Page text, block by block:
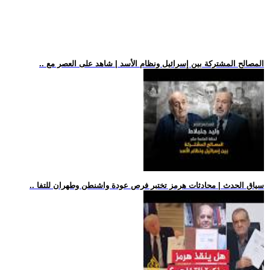
.. المصالح المشتركة بين إسرائيل ونظام الأسد | شاهد على العصر مع
.. سياق الحدث | محادثات هرمز تختبر فرص عودة واشنطن وطهران للتفا